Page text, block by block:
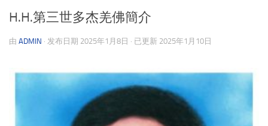
H.H.第三世多杰羌佛簡介
由 ADMIN · 发布日期 2025年1月8日 · 已更新 2025年1月10日